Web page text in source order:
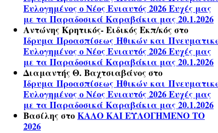
Ευλογημένος ο Νέος Ενιαυτός 2026 Ευχές μας
με τα Παραδοσικά Καραβάκια μας 20.1.2026
Αντώνης Κρητικός- Ειδικός Εκπ/κόςστο
Ίδρυμα Προασπίσεως Ηθικών και
Ευλογημένος ο Νέος Ενιαυτός 2026 Ευχές μας
με τα Παραδοσικά Καραβάκια μας 20.1.2026
Διαμαντής Θ. Βαχτσιαβάνοςστο
Ίδρυμα Προασπίσεως Ηθικών και
Ευλογημένος ο Νέος Ενιαυτός 2026 Ευχές μας
με τα Παραδοσικά Καραβάκια μας 20.1.2026
ΒασίληςστοΚΑΛΟ ΚΑΙ ΕΥΛΟΓΗΜΕΝΟ ΤΟ
2026